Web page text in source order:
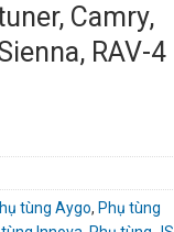
Camry,
RAV-4
tùng Aygo, Phụ tùng